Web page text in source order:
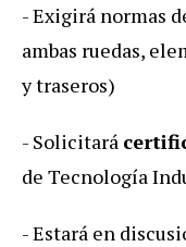
-Exigirá normas
ambas ruedas,
ytraseros)
- Solicitará
de Tecnología
-Estará en discusi